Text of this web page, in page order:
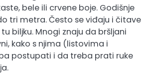
bele ili crvene boje. Godišnje
tri metra. Često se viđaju i čitave
biljku. Mnogi znaju da bršljani
kako s njima (listovima i
postupati i da treba prati ruke